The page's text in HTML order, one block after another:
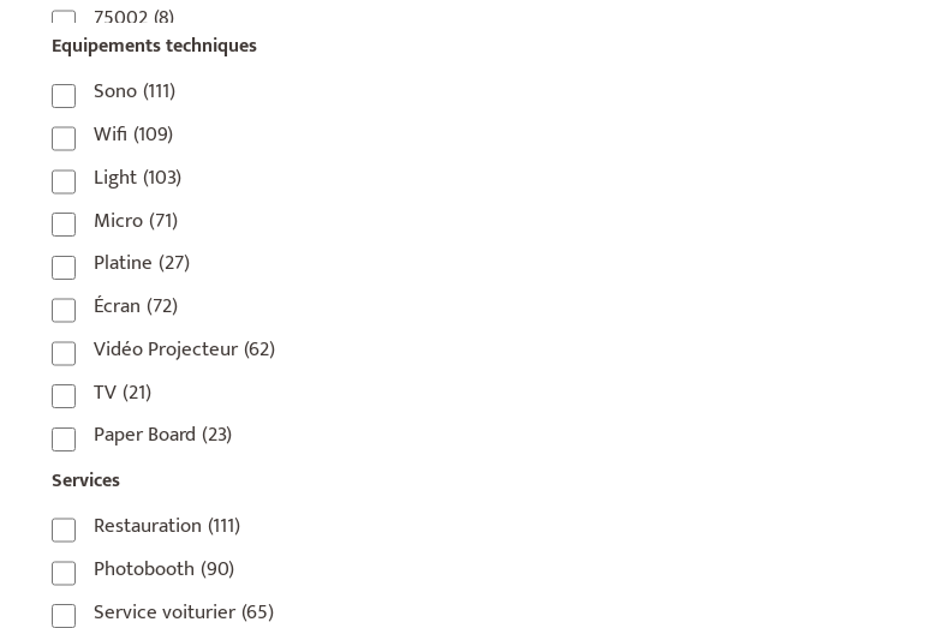
75002(8)
75003(1)
75004 (2)
75006(5)
75007(7)
75008 (17)
75009 (5)
75010 (9)
75011 (17)
75012(8)
75013 (2)
75014
75015(3)
75016(14)
75017(2)
Equipements techniques
Sono(111)
Wifi (109)
Light(103)
Micro(71)
Platine (27)
Écran (72)
Vidéo Projecteur(62)
TV(21)
Paper Board (23)
Services
Restauration (111)
Photobooth (90)
Service voiturier(65)